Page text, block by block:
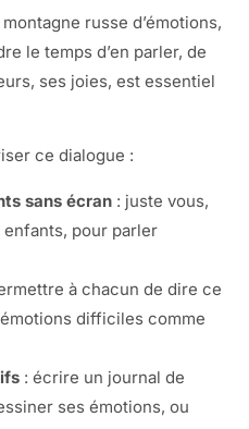
russe d’émotions,
le temps d’en parler, de
ses joies, est essentiel
ce dialogue :
sans écran : juste vous,
pour parler
à chacun de dire ce
difficiles comme
: écrire un journal de
ses émotions, ou